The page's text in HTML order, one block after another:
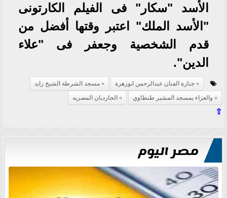
الأسد "سكار" فى الفيلم الكارتونى
"الأسد الملك" اعتبر وقتها أفضل من
قدم الشخصية وجعفر فى "علاء
الدين".
جنازة الفنان عبدالرحمن ابوزهرة
مسجد الشرطة الشيخ زايد
والعزاء بمسجد المشير طنطاوي
الجارديان المصريه
⇧
مصر اليوم